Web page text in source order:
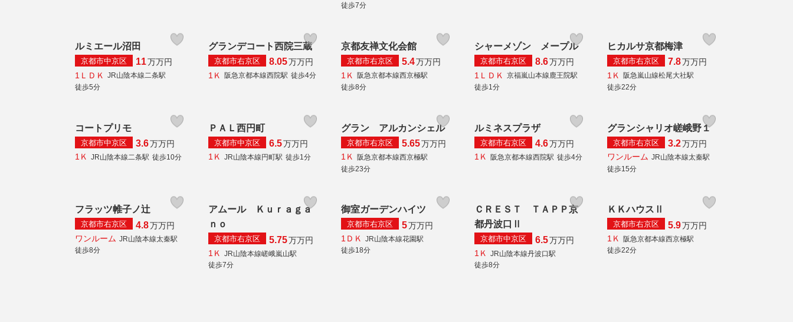
徒歩7分
ルミエール沼田
京都市中京区 11万万円
1ＬＤＫ
JR山陰本線二条駅
徒歩5分
グランデコート西院三蔵
京都市右京区 8.05万万円
1Ｋ
阪急京都本線西院駅 徒歩4分
京都友禅文化会館
京都市右京区 5.4万万円
1Ｋ
阪急京都本線西京極駅
徒歩8分
シャーメゾン メープル
京都市右京区 8.6万万円
1ＬＤＫ
京福嵐山本線鹿王院駅
徒歩1分
ヒカルサ京都梅津
京都市右京区 7.8万万円
1Ｋ
阪急嵐山線松尾大社駅
徒歩22分
コートプリモ
京都市中京区 3.6万万円
1Ｋ JR山陰本線二条駅 徒歩10分
ＰＡＬ西円町
京都市中京区 6.5万万円
1Ｋ JR山陰本線円町駅 徒歩1分
グラン アルカンシェル
京都市右京区 5.65万万円
1Ｋ 阪急京都本線西京極駅
徒歩23分
ルミネスプラザ
京都市右京区 4.6万万円
1Ｋ 阪急京都本線西院駅 徒歩4分
グランシャリオ嵯峨野１
京都市右京区 3.2万万円
ワンルーム JR山陰本線太秦駅
徒歩15分
フラッツ帷子ノ辻
京都市右京区 4.8万万円
ワンルーム JR山陰本線太秦駅
徒歩8分
アムール Ｋｕｒａｇａ
ｎｏ
京都市右京区 5.75万万円
1Ｋ
JR山陰本線嵯峨嵐山駅
徒歩7分
御室ガーデンハイツ
京都市右京区 5万万円
1ＤＫ
JR山陰本線花園駅
徒歩18分
ＣＲＥＳＴ ＴＡＰＰ京
都丹波口Ⅱ
京都市中京区 6.5万万円
1Ｋ
JR山陰本線丹波口駅
徒歩8分
ＫＫハウスⅡ
京都市右京区 5.9万万円
1Ｋ
阪急京都本線西京極駅
徒歩22分